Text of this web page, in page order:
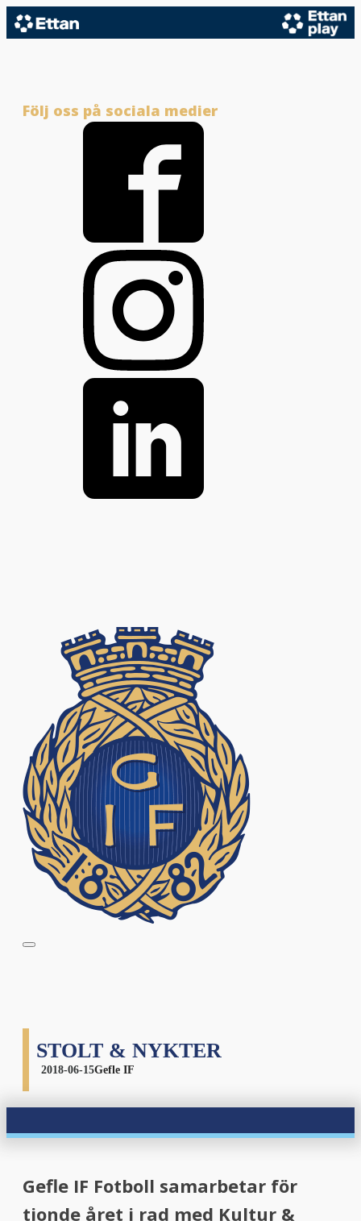
Följ oss på sociala medier
STOLT & NYKTER
2018-06-15Gefle IF
Gefle IF Fotboll samarbetar för
tionde året i rad med Kultur &